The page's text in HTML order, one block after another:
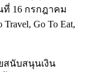
ที่ 16 กรกฎาคม
Go To Eat,
สนับสนุนเงิน